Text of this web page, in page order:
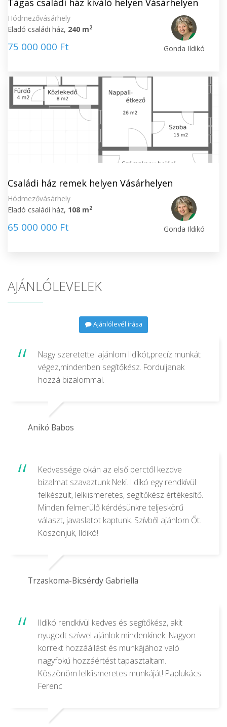
Tágas családi ház kiváló helyen Vásárhelyen
Hódmezővásárhely
Eladó családi ház, 240 m2
75 000 000 Ft Gonda Ildikó
Családi ház remek helyen Vásárhelyen
Hódmezővásárhely
Eladó családi ház, 108 m2
65 000 000 Ft Gonda Ildikó
AJÁNLÓLEVELEK
Ajánlólevél írása
Nagy szeretettel ajánlom Ildikót,precíz munkát
végez,mindenben segítőkész. Forduljanak
hozzá bizalommal.
Anikó Babos
Kedvessége okán az első perctől kezdve
bizalmat szavaztunk Neki. Ildikó egy rendkívül
felkészült, lelkiismeretes, segítőkész értékesítő.
Minden felmerülő kérdésünkre teljeskörű
választ, javaslatot kaptunk. Szívből ajánlom Őt.
Köszönjük, Ildikó!
Trzaskoma-Bicsérdy Gabriella
Ildikó rendkívül kedves és segítőkész, akit
nyugodt szívvel ajánlok mindenkinek. Nagyon
korrekt hozzáállást és munkájához való
nagyfokú hozzáértést tapasztaltam.
Köszönöm lelkiismeretes munkáját! Paplukács
Ferenc